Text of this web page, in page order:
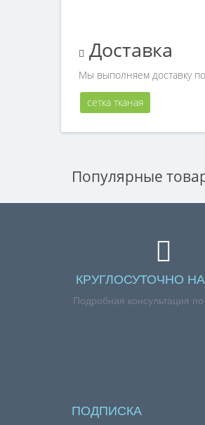
Доставка
Мы выполняем доставку
сетка тканая
Популярные
КРУГЛОСУТОЧНО
Подробная консультация
ПОДПИСКА